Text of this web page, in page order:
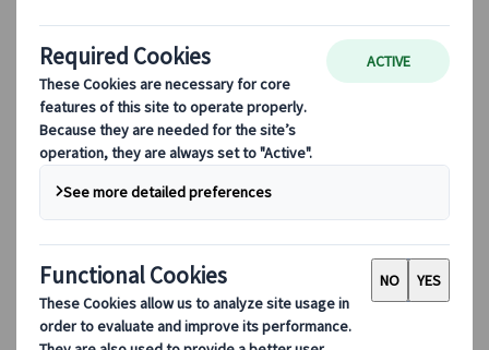
Le Japon au fil des saisons
Les incontournables du Japon
La culture japonaise
La gastronomie japonaise
Explorer le Japon en train
Questions fréquentes
Informations utiles
Règles du savoir-vivre au Japon
Conduire au Japon
Réserver avec nous
Japan Rail Pass
Hébergement
Consultation en ligne
Japanspecialist
Destinations
Toutes les destinations